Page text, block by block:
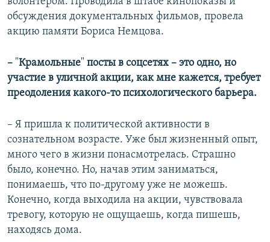
обсуждения документальных фильмов, провела
акцию памяти Бориса Немцова.
– "Крамольные" посты в соцсетях – это одно, но
участие в уличной акции, как мне кажется, требует
преодоления какого-то психологического барьера.
– Я пришла к политической активности в
сознательном возрасте. Уже был жизненный опыт,
много чего в жизни понасмотрелась. Страшно
было, конечно. Но, начав этим заниматься,
понимаешь, что по-другому уже не можешь.
Конечно, когда выходила на акции, чувствовала
тревогу, которую не ощущаешь, когда пишешь,
находясь дома.